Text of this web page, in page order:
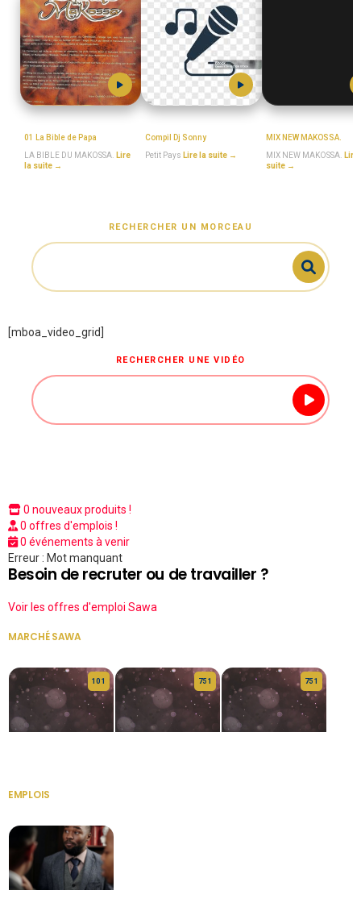
01 La Bible de Papa
LA BIBLE DU MAKOSSA.
Lire
la suite →
Compil Dj Sonny
Petit Pays Lire la suite →
MIX NEW MAKOSSA.
MIX NEW MAKOSSA.
Lire
suite →
RECHERCHER UN MORCEAU
[mboa_video_grid]
RECHERCHER UNE VIDÉO
0 nouveaux produits !
0 offres d'emplois !
0 événements à venir
Erreur : Mot manquant
Besoin de recruter ou de travailler ?
Voir les offres d'emploi Sawa
MARCHÉ SAWA
10 1 75 1 75 1
EMPLOIS